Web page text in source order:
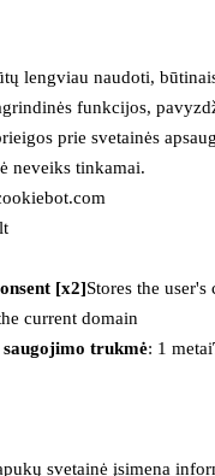
lengviau naudoti,
funkcijos,
prie svetainės
neveiks tinkamai.
[x2]Stores the
current domain
trukmė: 1 metai
svetainė įsimena